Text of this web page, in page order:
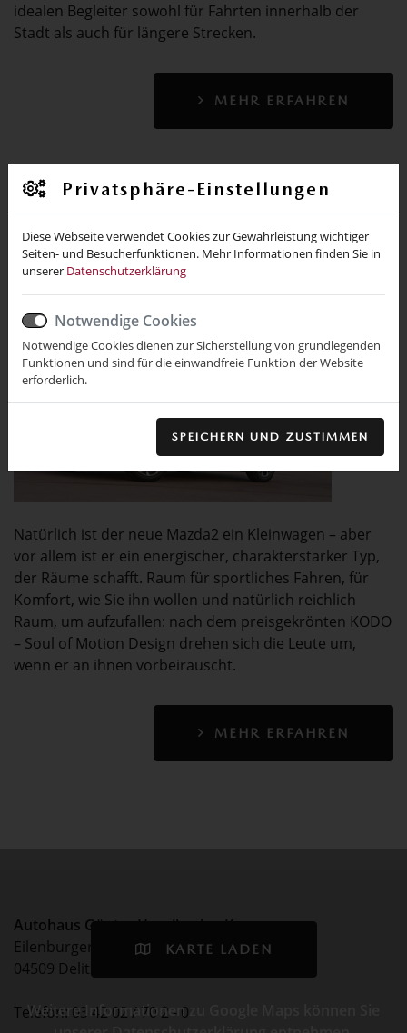
Privatsphäre-Einstellungen
Diese Webseite verwendet Cookies zur Gewährleistung wichtiger
Seiten- und Besucherfunktionen. Mehr Informationen finden Sie in
unserer Datenschutzerklärung
Notwendige Cookies
Notwendige Cookies dienen zur Sicherstellung von grundlegenden
Funktionen und sind für die einwandfreie Funktion der Website
erforderlich.
SPEICHERN UND ZUSTIMMEN
idealen Begleiter sowohl für Fahrten innerhalb der
Stadt als auch für längere Strecken.
MEHR ERFAHREN
21.Okt.2016
Der Neue Mazda 2
Lassen Sie uns nicht über Größe
sprechen. Sondern über Räume.
Natürlich ist der neue Mazda2 ein Kleinwagen – aber
vor allem ist er ein energischer, charakterstarker Typ,
der Räume schafft. Raum für sportliches Fahren, für
Komfort, wie Sie ihn wollen und natürlich reichlich
Raum, um aufzufallen: nach dem preisgekrönten KODO
– Soul of Motion Design drehen sich die Leute um,
wenn er an ihnen vorbeirauscht.
MEHR ERFAHREN
Autohaus Günter Haselbach e.K.
Eilenburger Chaussee 75
04509 Delitzsch
Telefon: 03 42 02 / 70 2 - 0
KARTE LADEN
Weitere Informationen zu Google Maps können Sie